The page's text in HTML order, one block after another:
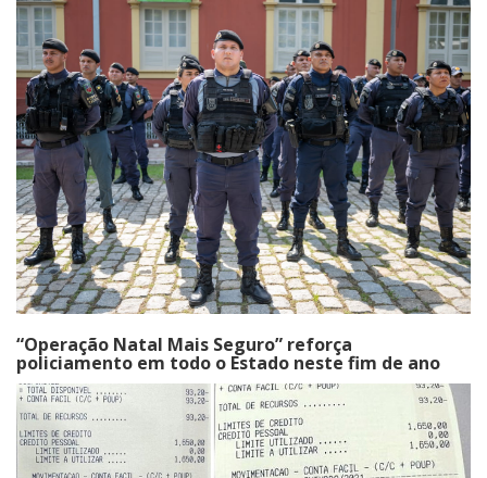
“Operação Natal Mais Seguro” reforça
policiamento em todo o Estado neste fim de ano